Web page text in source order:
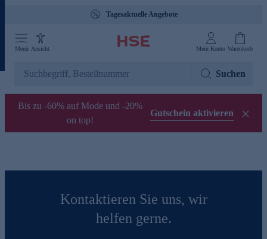
Tagesaktuelle Angebote
Menü Ansicht Mein Konto Warenkorb
Suchen
Bis zu -60% auf Mode und -20%
on top!
Gutschein aktivieren
Kontaktieren Sie uns, wir
helfen gerne.